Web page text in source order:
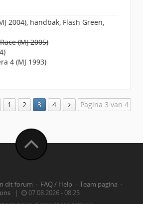
2004), handbak, Flash Green,
(MJ 2005)
4 (MJ 1993)
1 2 3 4 Pagina 3 van 4
dit forum · FAQ / Help · Team pagina ·
| 07.08.2026 - 08:25